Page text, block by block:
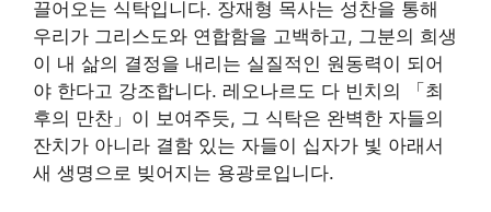
끌어오는 식탁입니다. 장재형 목사는 성찬을 통해
우리가 그리스도와 연합함을 고백하고, 그분의 희생
이 내 삶의 결정을 내리는 실질적인 원동력이 되어
야 한다고 강조합니다. 레오나르도 다 빈치의 「최
후의 만찬」이 보여주듯, 그 식탁은 완벽한 자들의
잔치가 아니라 결함 있는 자들이 십자가 빛 아래서
새 생명으로 빚어지는 용광로입니다.